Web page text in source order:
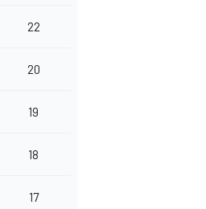
22
20
19
18
17